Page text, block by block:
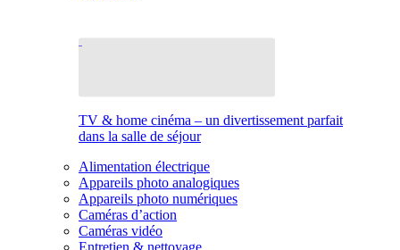
TV & home cinéma – un divertissement parfait
dans la salle de séjour
Alimentation électrique
Appareils photo analogiques
Appareils photo numériques
Caméras d’action
Caméras vidéo
Entretien & nettoyage